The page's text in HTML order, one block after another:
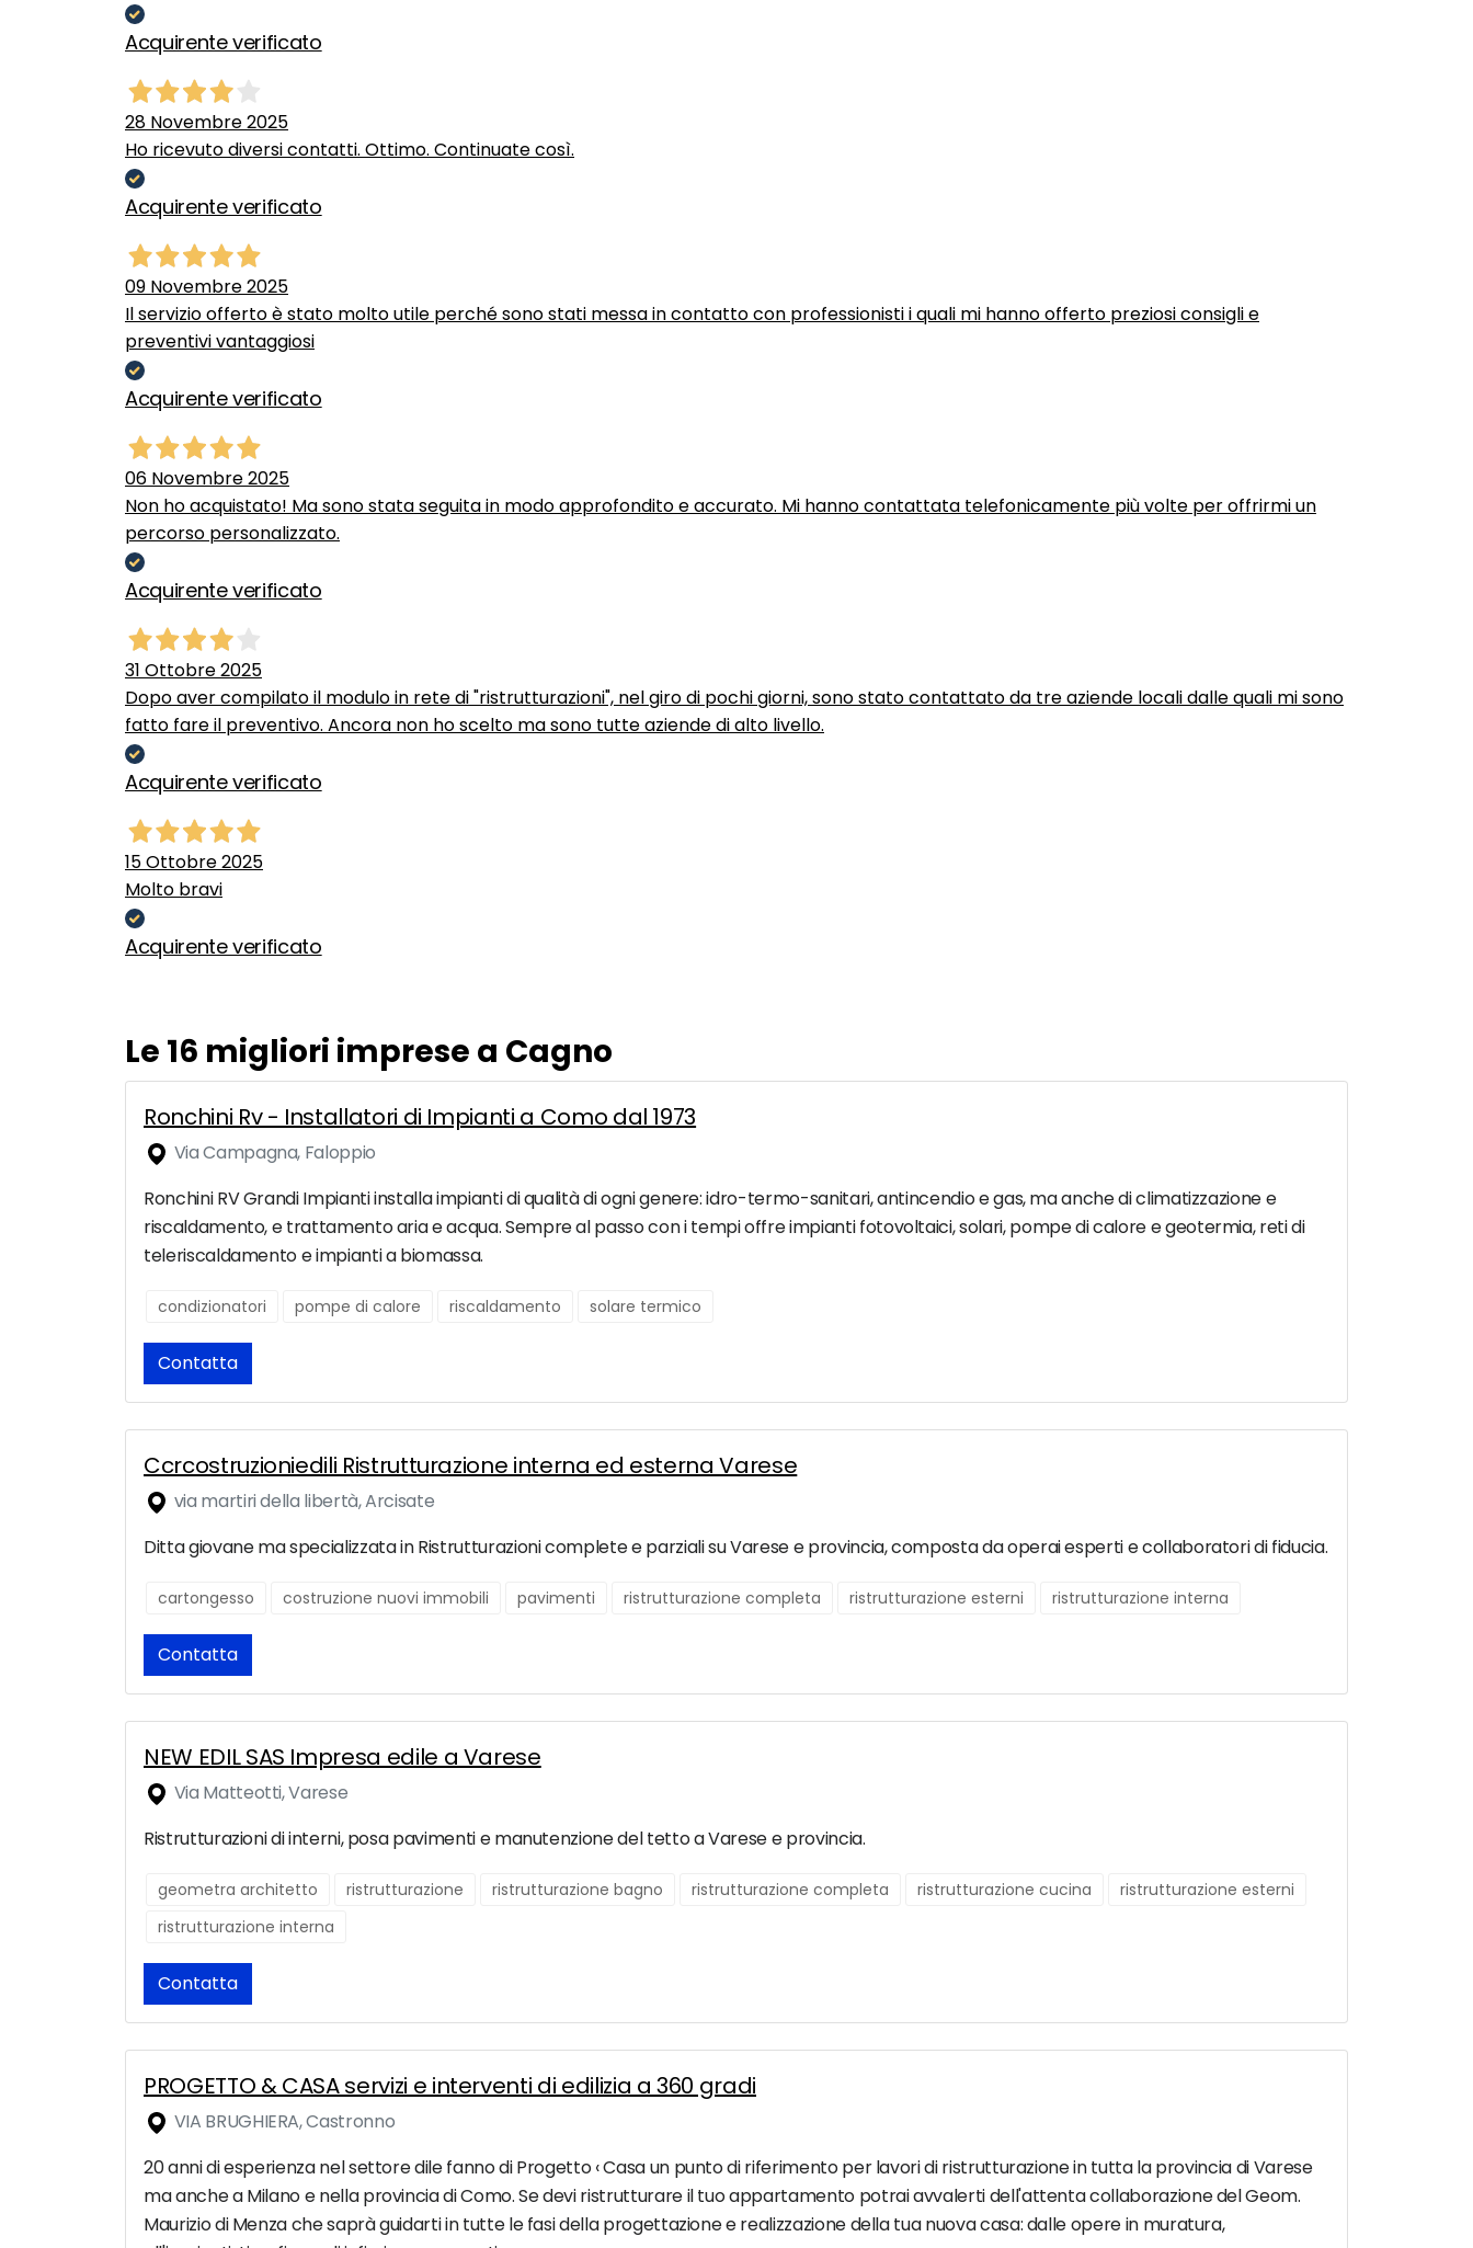
Acquirente verificato
28 Novembre 2025
Ho ricevuto diversi contatti. Ottimo. Continuate così.
Acquirente verificato
09 Novembre 2025
Il servizio offerto è stato molto utile perché sono stati messa in contatto con professionisti i quali mi hanno offerto preziosi consigli e
preventivi vantaggiosi
Acquirente verificato
06 Novembre 2025
Non ho acquistato! Ma sono stata seguita in modo approfondito e accurato. Mi hanno contattata telefonicamente più volte per offrirmi un
percorso personalizzato.
Acquirente verificato
31 Ottobre 2025
Dopo aver compilato il modulo in rete di "ristrutturazioni", nel giro di pochi giorni, sono stato contattato da tre aziende locali dalle quali mi sono
fatto fare il preventivo. Ancora non ho scelto ma sono tutte aziende di alto livello.
Acquirente verificato
15 Ottobre 2025
Molto bravi
Acquirente verificato
Le 16 migliori imprese a Cagno
Ronchini Rv - Installatori di Impianti a Como dal 1973
Via Campagna, Faloppio
Ronchini RV Grandi Impianti installa impianti di qualità di ogni genere: idro-termo-sanitari, antincendio e gas, ma anche di climatizzazione e
riscaldamento, e trattamento aria e acqua. Sempre al passo con i tempi offre impianti fotovoltaici, solari, pompe di calore e geotermia, reti di
teleriscaldamento e impianti a biomassa.
condizionatori pompe di calore riscaldamento solare termico
Contatta
Ccrcostruzioniedili Ristrutturazione interna ed esterna Varese
via martiri della libertà, Arcisate
Ditta giovane ma specializzata in Ristrutturazioni complete e parziali su Varese e provincia, composta da operai esperti e collaboratori di fiducia.
cartongesso costruzione nuovi immobili pavimenti ristrutturazione completa ristrutturazione esterni ristrutturazione interna
Contatta
NEW EDIL SAS Impresa edile a Varese
Via Matteotti, Varese
Ristrutturazioni di interni, posa pavimenti e manutenzione del tetto a Varese e provincia.
geometra architetto ristrutturazione ristrutturazione bagno ristrutturazione completa ristrutturazione cucina
ristrutturazione esterni
ristrutturazione interna
Contatta
PROGETTO & CASA servizi e interventi di edilizia a 360 gradi
VIA BRUGHIERA, Castronno
20 anni di esperienza nel settore dile fanno di Progetto ‹ Casa un punto di riferimento per lavori di ristrutturazione in tutta la provincia di Varese
ma anche a Milano e nella provincia di Como. Se devi ristrutturare il tuo appartamento potrai avvalerti dell'attenta collaborazione del Geom.
Maurizio di Menza che saprà guidarti in tutte le fasi della progettazione e realizzazione della tua nuova casa: dalle opere in muratura,